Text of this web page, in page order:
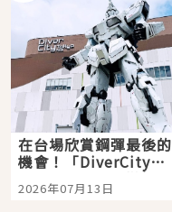
在台場欣賞鋼彈最後的
機會！「DiverCity
Tokyo Plaza」搭船、
購物、美食及夜景，一
2026年07月13日